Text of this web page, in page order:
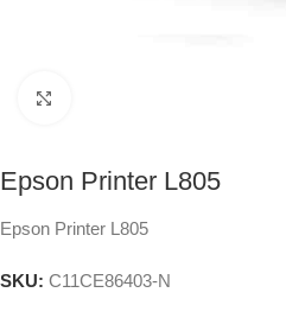
Epson Printer L805
Epson Printer L805
SKU: C11CE86403-N